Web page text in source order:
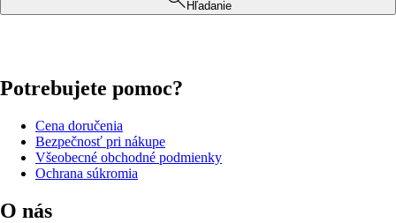
Hľadanie
Potrebujete pomoc?
Cena doručenia
Bezpečnosť pri nákupe
Všeobecné obchodné podmienky
Ochrana súkromia
O nás